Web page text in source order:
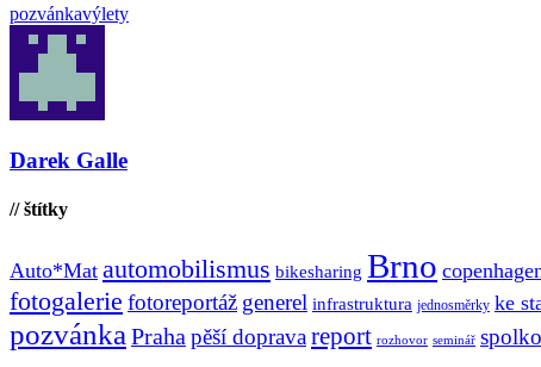
pozvánkavýlety
Darek Galle
// štítky
Auto*Mat automobilismus bikesharing Brno
fotogalerie fotoreportáž generel infrastruktura jednosměrky ke
pozvánka Praha pěší dopravareport rozhovor seminář